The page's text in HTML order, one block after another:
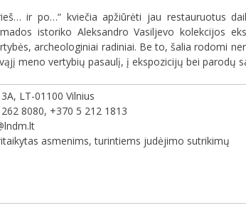
ir po…“ kviečia apžiūrėti jau restauruotus
istoriko Aleksandro Vasiljevo kolekcijos
archeologiniai radiniai. Be to, šalia rodomi
meno vertybių pasaulį, į ekspozicijų bei parodų
LT-01100 Vilnius
8080, +370 5 212 1813
asmenims, turintiems judėjimo sutrikimų